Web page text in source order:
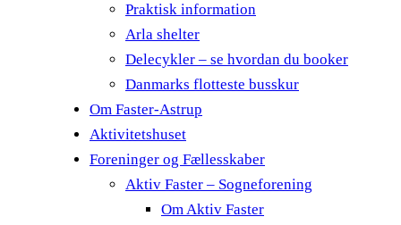
Praktisk information
Arla shelter
Delecykler – se hvordan du booker
Danmarks flotteste busskur
Om Faster-Astrup
Aktivitetshuset
Foreninger og Fællesskaber
Aktiv Faster – Sogneforening
Om Aktiv Faster